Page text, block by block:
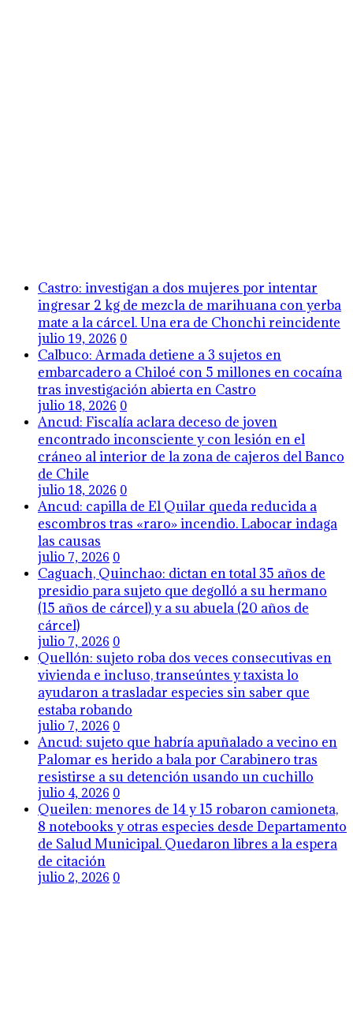
Castro: investigan a dos mujeres por intentar
ingresar 2 kg de mezcla de marihuana con yerba
mate a la cárcel. Una era de Chonchi reincidente
julio 19, 2026 0
Calbuco: Armada detiene a 3 sujetos en
embarcadero a Chiloé con 5 millones en cocaína
tras investigación abierta en Castro
julio 18, 2026 0
Ancud: Fiscalía aclara deceso de joven
encontrado inconsciente y con lesión en el
cráneo al interior de la zona de cajeros del Banco
de Chile
julio 18, 2026 0
Ancud: capilla de El Quilar queda reducida a
escombros tras «raro» incendio. Labocar indaga
las causas
julio 7, 2026 0
Caguach, Quinchao: dictan en total 35 años de
presidio para sujeto que degolló a su hermano
(15 años de cárcel) y a su abuela (20 años de
cárcel)
julio 7, 2026 0
Quellón: sujeto roba dos veces consecutivas en
vivienda e incluso, transeúntes y taxista lo
ayudaron a trasladar especies sin saber que
estaba robando
julio 7, 2026 0
Ancud: sujeto que habría apuñalado a vecino en
Palomar es herido a bala por Carabinero tras
resistirse a su detención usando un cuchillo
julio 4, 2026 0
Queilen: menores de 14 y 15 robaron camioneta,
8 notebooks y otras especies desde Departamento
de Salud Municipal. Quedaron libres a la espera
de citación
julio 2, 2026 0